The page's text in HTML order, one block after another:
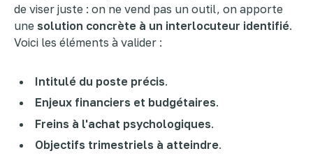
de viser juste : on ne vend pas un outil, on apporte
une solution concrète à un interlocuteur identifié.
Voici les éléments à valider :
Intitulé du poste précis.
Enjeux financiers et budgétaires.
Freins à l'achat psychologiques.
Objectifs trimestriels à atteindre.